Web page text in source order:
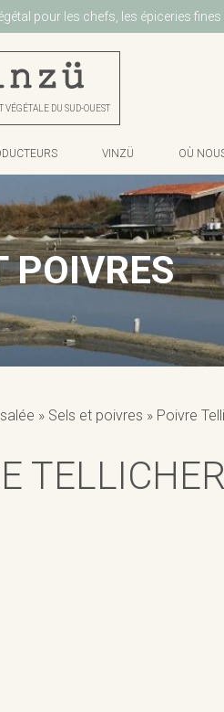
pour les chefs, les épiceries fines
VÉGÉTALE DU SUD-OUEST
VINZÜ OÙ
POIVRES
» Sels et poivres » Poivre